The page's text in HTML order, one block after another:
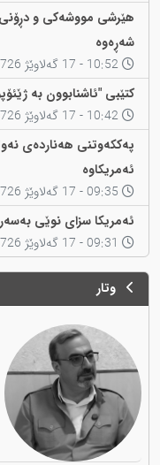
شەڕەوە
کتێبی "ئاشنابوون بە
پەککەوتنی هەناردەی
ئەمریکاوە
ئەمریکا سزای نوێی بەسەر
وتار